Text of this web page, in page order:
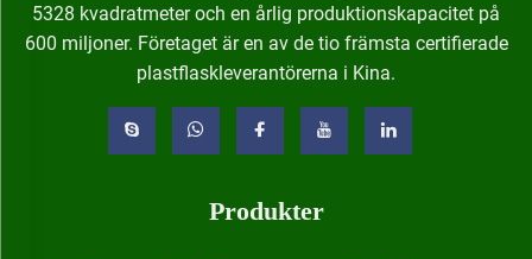
5328 kvadratmeter och en årlig produktionskapacitet på
600 miljoner. Företaget är en av de tio främsta certifierade
plastflaskleverantörerna i Kina.
Produkter